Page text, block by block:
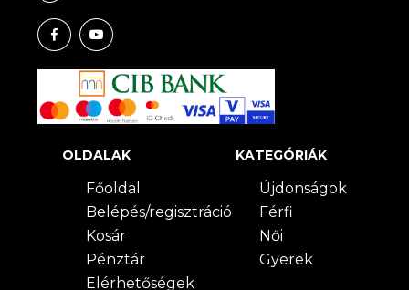
OLDALAK
Főoldal
Belépés/regisztráció
Kosár
Pénztár
Elérhetőségek
KATEGÓRIÁK
Újdonságok
Férfi
Női
Gyerek